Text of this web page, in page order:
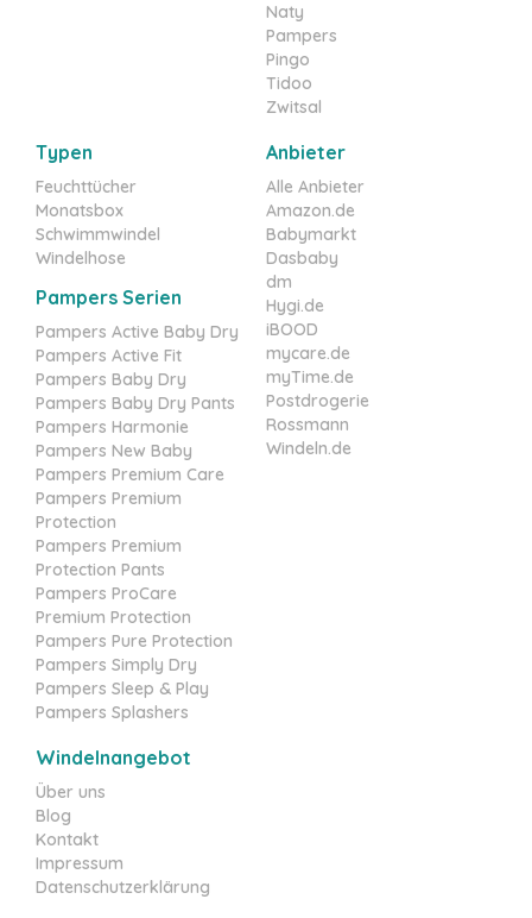
Naty
Pampers
Pingo
Tidoo
Zwitsal
Typen
Feuchttücher
Monatsbox
Schwimmwindel
Windelhose
Pampers Serien
Pampers Active Baby Dry
Pampers Active Fit
Pampers Baby Dry
Pampers Baby Dry Pants
Pampers Harmonie
Pampers New Baby
Pampers Premium Care
Pampers Premium
Protection
Pampers Premium
Protection Pants
Pampers ProCare
Premium Protection
Pampers Pure Protection
Pampers Simply Dry
Pampers Sleep & Play
Pampers Splashers
Anbieter
Alle Anbieter
Amazon.de
Babymarkt
Dasbaby
dm
Hygi.de
iBOOD
mycare.de
myTime.de
Postdrogerie
Rossmann
Windeln.de
Windelnangebot
Über uns
Blog
Kontakt
Impressum
Datenschutzerklärung